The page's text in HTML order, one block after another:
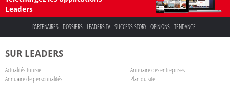
Leaders
PARTENAIRES DOSSIERS LEADERS TV SUCCESS STORY OPINIONS TENDANCE
SUR LEADERS
Actualités Tunisie
Annuaire des entreprises
Annuaire de personnalités
Plan du site